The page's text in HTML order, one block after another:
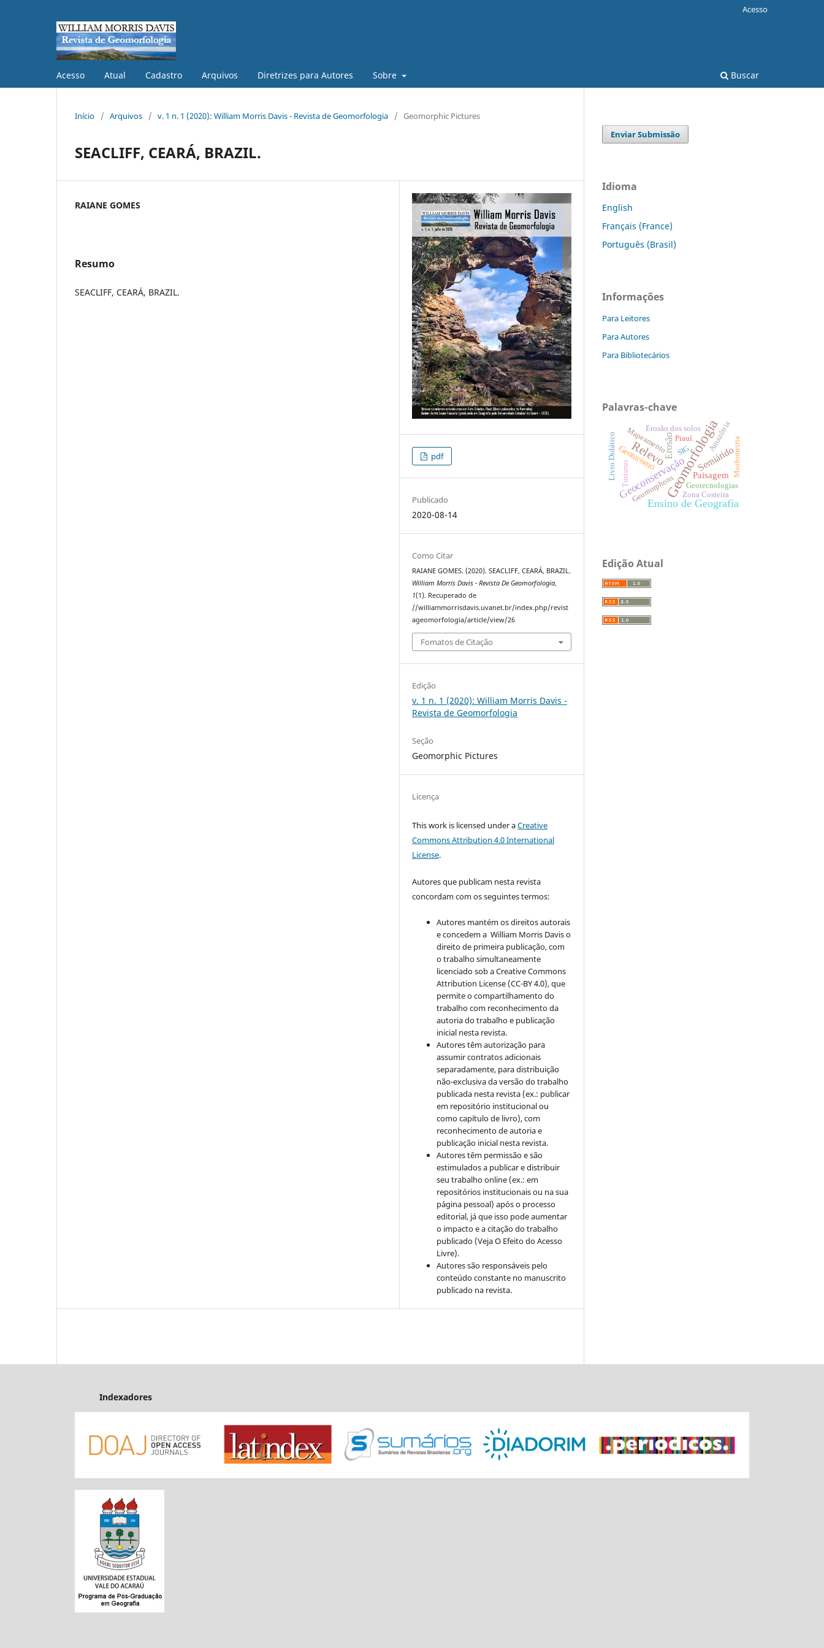
Acesso Atual Cadastro Arquivos Diretrizes para Autores Sobre Buscar
Acesso
Início / Arquivos / v. 1 n. 1 (2020): William Morris Davis - Revista de Geomorfologia / Geomorphic Pictures
SEACLIFF, CEARÁ, BRAZIL.
RAIANE GOMES
Resumo
SEACLIFF, CEARÁ, BRAZIL.
pdf
Publicado
2020-08-14
Como Citar
RAIANE GOMES. (2020). SEACLIFF, CEARÁ, BRAZIL.
William Morris Davis - Revista De Geomorfologia,
1(1). Recuperado de
//williammorrisdavis.uvanet.br/index.php/revist
ageomorfologia/article/view/26
Fomatos de Citação
Edição
v. 1 n. 1 (2020): William Morris Davis -
Revista de Geomorfologia
Seção
Geomorphic Pictures
Licença
This work is licensed under aCreative
Commons Attribution 4.0 International
License.
Autores que publicam nesta revista
concordam com os seguintes termos:
Autores mantém os direitos autorais
e concedem a William Morris Davis o
direito de primeira publicação, com
o trabalho simultaneamente
licenciado sob a Creative Commons
Attribution License (CC-BY 4.0), que
permite o compartilhamento do
trabalho com reconhecimento da
autoria do trabalho e publicação
inicial nesta revista.
Autores têm autorização para
assumir contratos adicionais
separadamente, para distribuição
não-exclusiva da versão do trabalho
publicada nesta revista (ex.: publicar
em repositório institucional ou
como capítulo de livro), com
reconhecimento de autoria e
publicação inicial nesta revista.
Autores têm permissão e são
estimulados a publicar e distribuir
seu trabalho online (ex.: em
repositórios institucionais ou na sua
página pessoal) após o processo
editorial, já que isso pode aumentar
o impacto e a citação do trabalho
publicado (Veja O Efeito do Acesso
Livre).
Autores são responsáveis pelo
conteúdo constante no manuscrito
publicado na revista.
Enviar Submissão
Idioma
English
Français (France)
Português (Brasil)
Informações
Para Leitores
Para Autores
Para Bibliotecários
Palavras-chave
Geomorfologia
Relevo
Geoconservação
Ensino de Geografia
Semiárido
Erosão
Paisagem
Geoturismo
Turismo
Mapeamento
Geomorphons
Geotecnologias
Zona Costeira
Morfometria
Erosão dos solos Amazônia
Livro Didático SIG
Piauí.
Edição Atual
Indexadores